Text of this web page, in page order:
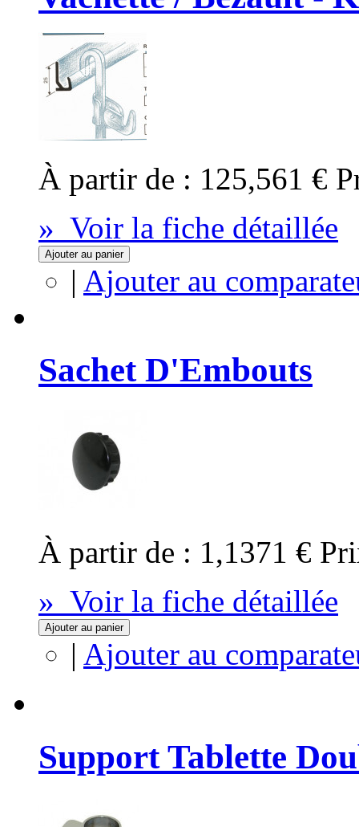
À partir de : 125,561 €
» Voir la fiche détaillée
Ajouter au panier
| Ajouter au
Sachet D'Embouts
À partir de : 1,1371 €
» Voir la fiche détaillée
Ajouter au panier
| Ajouter au
Support Tablette